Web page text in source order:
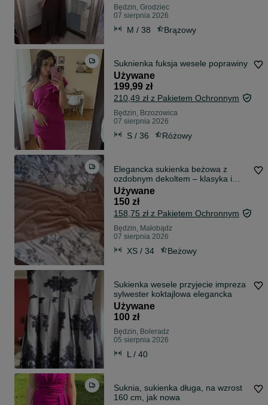
Będzin, Grodziec
07 sierpnia 2026
M / 38 Brązowy
Suknienka fuksja wesele poprawiny
Używane
199,99 zł
210,49 zł z Pakietem Ochronnym
Będzin, Brzozowica
07 sierpnia 2026
S / 36 Różowy
Elegancka sukienka beżowa z
ozdobnym dekoltem – klasyka i
szyk
Używane
150 zł
158,75 zł z Pakietem Ochronnym
Będzin, Małobądz
07 sierpnia 2026
XS / 34 Beżowy
Sukienka wesele przyjecie impreza
sylwester koktajlowa elegancka
Używane
100 zł
Będzin, Boleradz
05 sierpnia 2026
L / 40
Suknia, sukienka długa, na wzrost
160 cm, jak nowa